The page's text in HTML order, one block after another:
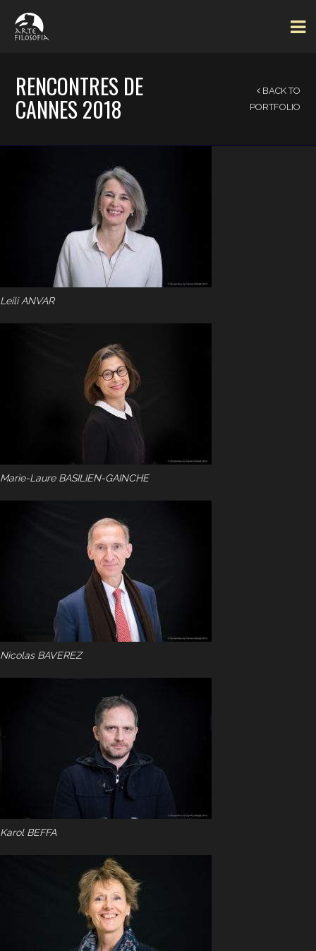
RENCONTRES DE
CANNES 2018
BACK TO
PORTFOLIO
Leili ANVAR
Marie-Laure BASILIEN-GAINCHE
Nicolas BAVEREZ
Karol BEFFA